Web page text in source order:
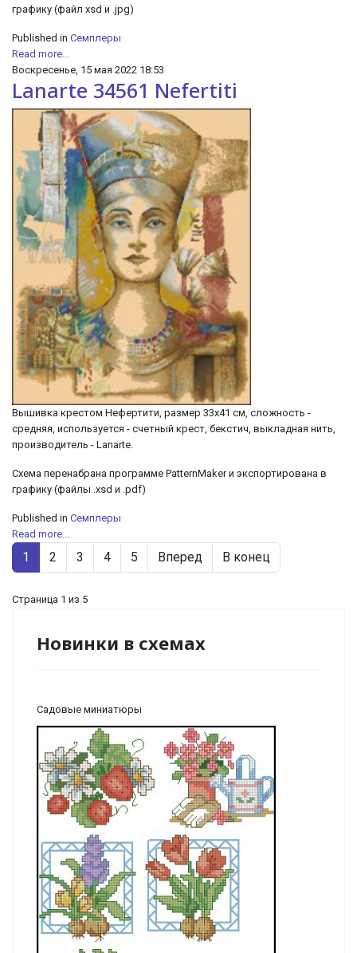
графику (файл xsd и .jpg)
Published in Семплеры
Read more...
Воскресенье, 15 мая 2022 18:53
Lanarte 34561 Nefertiti
Вышивка крестом Нефертити, размер 33х41 см, сложность -
средняя, используется - счетный крест, бекстич, выкладная нить,
производитель - Lanarte.
Cхема перенабрана программе PatternMaker и экспортирована в
графику (файлы .xsd и .pdf)
Published in Семплеры
Read more...
1 2 3 4 5 Вперед В конец
Страница 1 из 5
Новинки в схемах
Садовые миниатюры